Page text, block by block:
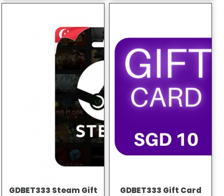
GDBET333 Steam Gift
GDBET333 Gift Card